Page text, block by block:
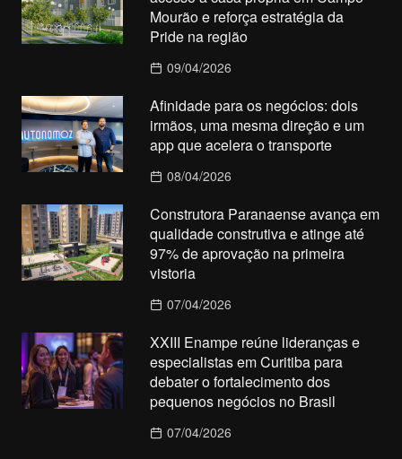
Mourão e reforça estratégia da
Pride na região
09/04/2026
Afinidade para os negócios: dois
irmãos, uma mesma direção e um
app que acelera o transporte
08/04/2026
Construtora Paranaense avança em
qualidade construtiva e atinge até
97% de aprovação na primeira
vistoria
07/04/2026
XXIII Enampe reúne lideranças e
especialistas em Curitiba para
debater o fortalecimento dos
pequenos negócios no Brasil
07/04/2026